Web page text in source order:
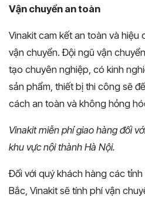
Vận chuyển an toàn
Vinakit cam kết an toàn và hiệu
vận chuyển. Đội ngũ vận
tạo chuyên nghiệp, có kinh
sản phẩm, thiết bị thi công sẽ
cách an toàn và không hỏng
Vinakit miễn phí giao hàng đối
khu vực nội thành Hà Nội.
Đối với quý khách hàng các
Bắc, Vinakit sẽ tính phí vận